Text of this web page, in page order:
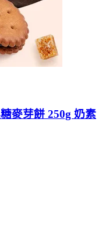
麥芽餅 250g 奶素